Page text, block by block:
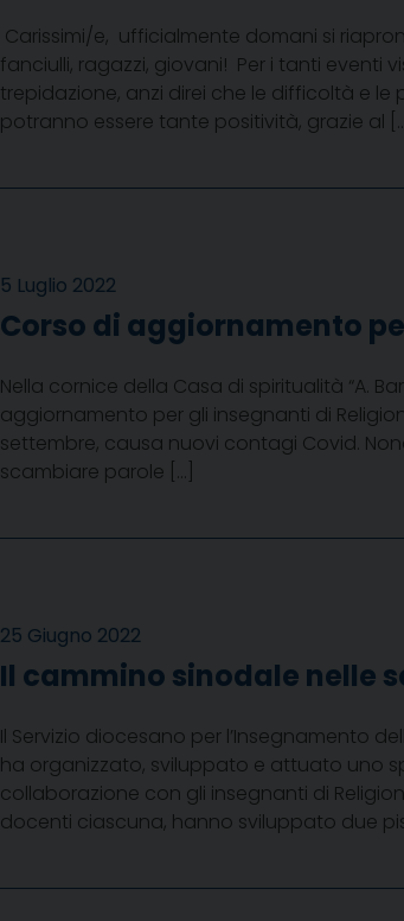
Carissimi/e, ufficialmente domani si
fanciulli, ragazzi, giovani! Per i tanti eventi
trepidazione, anzi direi che le difficoltà e
potranno essere tante positività, grazie al
5 Luglio 2022
Corso di aggiornamento
Nella cornice della Casa di spiritualità “A.
aggiornamento per gli insegnanti di
settembre, causa nuovi contagi Covid.
scambiare parole […]
25 Giugno 2022
Il cammino sinodale nelle
Il Servizio diocesano per l’Insegnamento
ha organizzato, sviluppato e attuato uno
collaborazione con gli insegnanti di
docenti ciascuna, hanno sviluppato due